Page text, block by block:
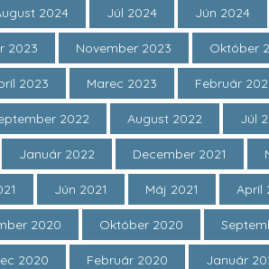
2024 Júl 2024 Jún 2024
2023 November 2023 Október
2023 Marec 2023 Február
2022 August 2022 Júl
Január 2022 December 2021
Jún 2021 Máj 2021 Apríl
2020 Október 2020
2020 Február 2020 Január